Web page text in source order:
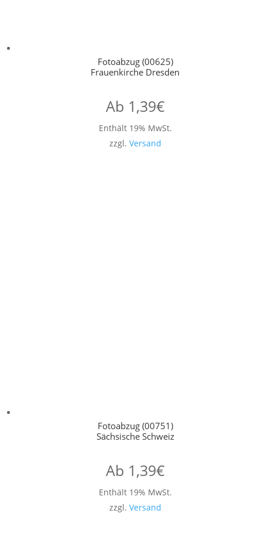
Fotoabzug (00625)
Frauenkirche Dresden
Ab 1,39€
Enthält 19% MwSt.
zzgl. Versand
Fotoabzug (00751)
Sächsische Schweiz
Ab 1,39€
Enthält 19% MwSt.
zzgl. Versand